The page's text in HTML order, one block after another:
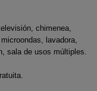
chimenea,
lavadora,
sala de usos múltiples.